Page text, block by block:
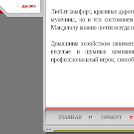
>> далее
Любит комфорт, красивые
мужчины, но и его
Магдалину можно почти всегда
Домашним хозяйством
веселые и шумные
профессиональный игрок,
ГЛАВНАЯ ОРАКУЛ